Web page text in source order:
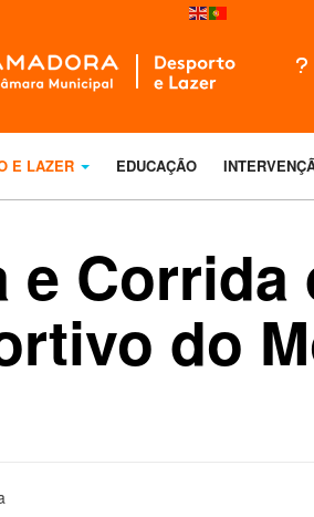
E LAZER EDUCAÇÃO
e Corrida
do